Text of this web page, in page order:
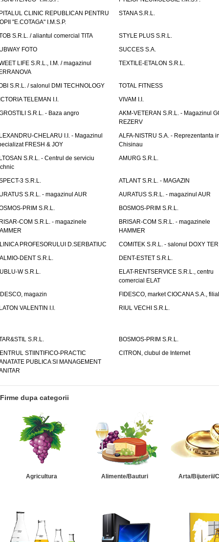
CLINIC REPUBLICAN PENTRU
"E.COTAGA" I.M.S.P.
STANA S.R.L.
S.R.L. / aliantul comercial TITA
STYLE PLUS S.R.L.
FOTO
SUCCES S.A.
LIFE S.R.L., I.M. / magazinul
TEXTILE-ETALON S.R.L.
S.R.L. / salonul DMI TECHNOLOGY
TOTAL FITNESS
TELEMAN I.I.
VIVAM I.I.
S.R.L. - Baza angro
AKM-VETERAN S.R.L. - Magazinul
REZERV
CHELARU I.I. - Magazinul
FRESH & JOY
ALFA-NISTRU S.A. - Reprezentanta
Chisinau
S.R.L. - Centrul de serviciu
AMURG S.R.L.
3 S.R.L.
ATLANT S.R.L. - MAGAZIN
S.R.L. - magazinul AUR
AURATUS S.R.L. - magazinul AUR
PRIM S.R.L.
BOSMOS-PRIM S.R.L.
COM S.R.L. - magazinele
BRISAR-COM S.R.L. - magazinele
HAMMER
PROFESORULUI D.SERBATIUC
COMITEK S.R.L. - salonul DOXY
DENT S.R.L.
DENT-ESTET S.R.L.
W S.R.L.
ELAT-RENTSERVICE S.R.L., centru
comercial ELAT
magazin
FIDESCO, market CIOCANA S.A.,
VALENTIN I.I.
RIUL VECHI S.R.L.
S.R.L.
BOSMOS-PRIM S.R.L.
STIINTIFICO-PRACTIC
PUBLICA SI MANAGEMENT
CITRON, clubul de Internet
Firme dupa categorii
Agricultura Alimente/Bauturi Arta/Bijuterii/